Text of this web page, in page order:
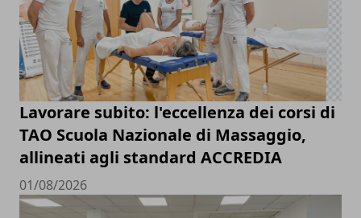
Lavorare subito: l'eccellenza dei corsi di
TAO Scuola Nazionale di Massaggio,
allineati agli standard ACCREDIA
01/08/2026